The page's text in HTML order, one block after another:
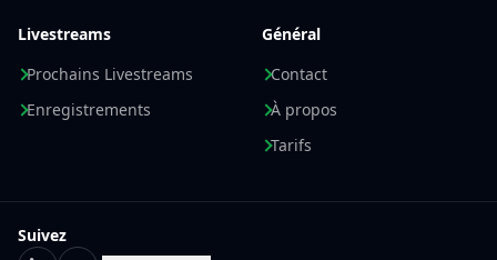
Livestreams
Prochains Livestreams
Enregistrements
Général
Contact
À propos
Tarifs
Suivez